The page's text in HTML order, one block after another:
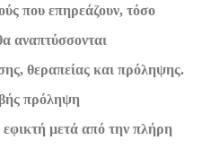
που επηρεάζουν, τόσο
αναπτύσσονται
θεραπείας και πρόληψης.
πρόληψη
μετά από την πλήρη